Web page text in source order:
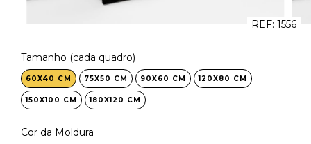
REF: 1556
Tamanho (cada quadro)
60X40 CM 75X50 CM 90X60 CM 120X80 CM
150X100 CM 180X120 CM
Cor da Moldura